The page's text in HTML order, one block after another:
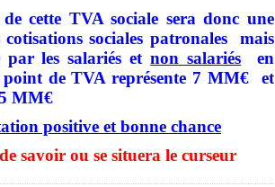
cette TVA sociale sera donc une
sociales patronales
mais
par les salariés etnon salariés
en
de TVA représente 7 MM€
et
MM€
positive et bonne chance
savoir ou se situera le curseur